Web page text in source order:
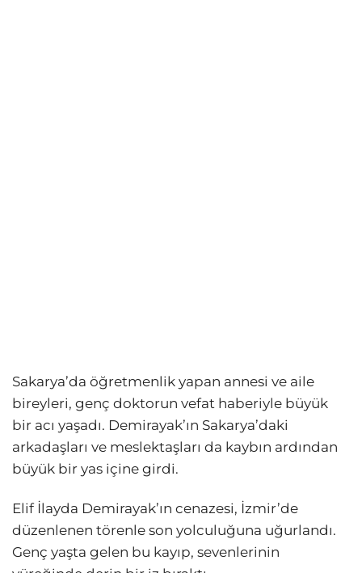
Sakarya’da öğretmenlik yapan annesi ve aile
bireyleri, genç doktorun vefat haberiyle büyük
bir acı yaşadı. Demirayak’ın Sakarya’daki
arkadaşları ve meslektaşları da kaybın ardından
büyük bir yas içine girdi.
Elif İlayda Demirayak’ın cenazesi, İzmir’de
düzenlenen törenle son yolculuğuna uğurlandı.
Genç yaşta gelen bu kayıp, sevenlerinin